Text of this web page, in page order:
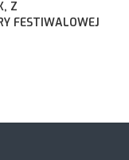
Z
FESTIWALOWEJ